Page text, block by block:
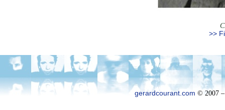
>>
gerardcourant.com © 2007